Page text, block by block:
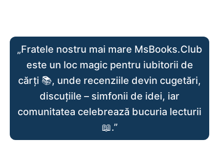
„Fratele nostru mai mare MsBooks.Club
este un loc magic pentru iubitorii de
cărți 📚, unde recenziile devin cugetări,
discuțiile – simfonii de idei, iar
comunitatea celebrează bucuria lecturii
📖.”